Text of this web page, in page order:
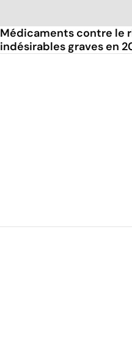
Médicaments contre le
indésirables graves en